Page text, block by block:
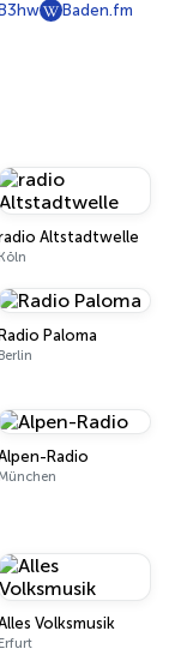
Baden.fm
Altstadtwelle
Köln
Radio Paloma
Berlin
Radio
Volksmusik
Erfurt